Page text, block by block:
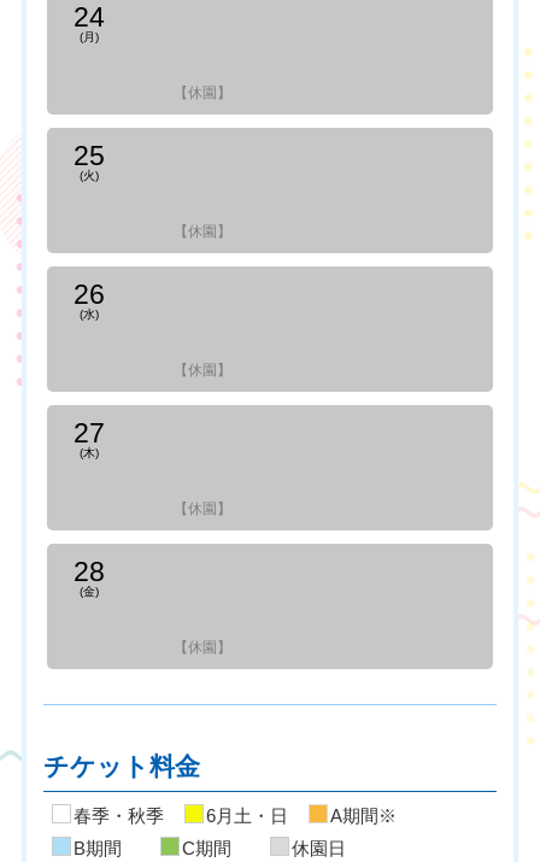
24
(月)
【休園】
25
(火)
【休園】
26
(水)
【休園】
27
(木)
【休園】
28
(金)
【休園】
チケット料金
春季・秋季 6月土・日
A期間※
B期間
C期間 休園日